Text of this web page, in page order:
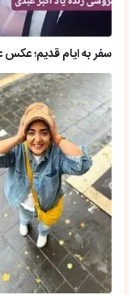
سفر به ایام قدیم؛ عکس